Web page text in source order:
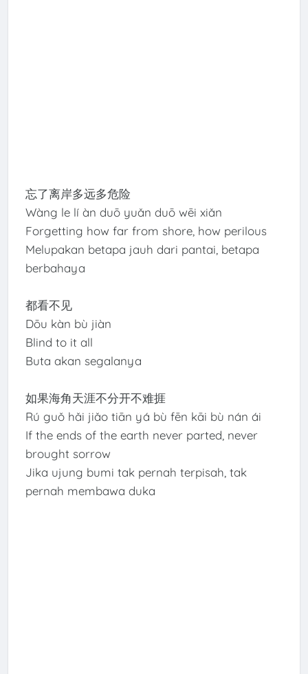
忘了离岸多远多危险
Wàng le lí àn duō yuǎn duō wēi xiǎn
Forgetting how far from shore, how perilous
Melupakan betapa jauh dari pantai, betapa
berbahaya
都看不见
Dōu kàn bù jiàn
Blind to it all
Buta akan segalanya
如果海角天涯不分开不难捱
Rú guǒ hǎi jiǎo tiān yá bù fēn kāi bù nán ái
If the ends of the earth never parted, never
brought sorrow
Jika ujung bumi tak pernah terpisah, tak
pernah membawa duka